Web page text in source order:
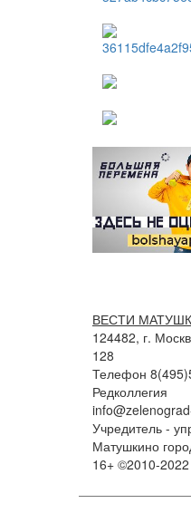
ВЕСТИ
124482, г.
128
Телефон
Редколлегия
Учредитель -
Матушкино
16+ ©2010-2022